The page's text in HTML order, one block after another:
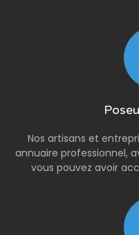
Nos artisans et
annuaire professionnel,
vous pouvez avoir